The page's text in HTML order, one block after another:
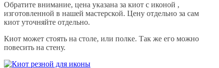
Обратите внимание, цена указана за киот с иконой ,
изготовленной в нашей мастерской. Цену отдельно за сам
киот уточняйте отдельно.
Киот может стоять на столе, или полке. Так же его можно
повесить на стену.